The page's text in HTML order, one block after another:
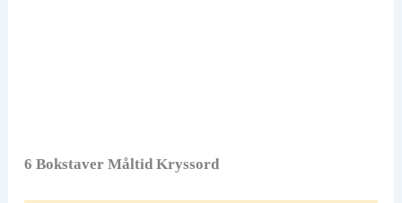
6 Bokstaver Måltid Kryssord